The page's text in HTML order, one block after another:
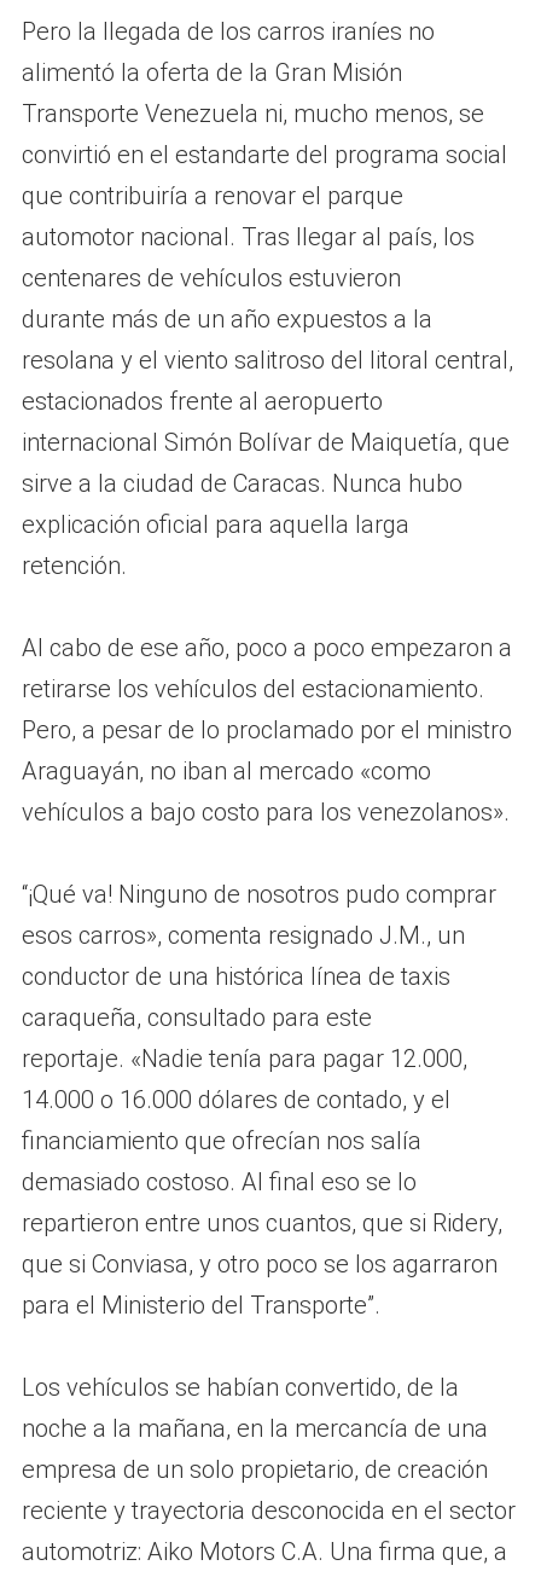
Pero la llegada de los carros iraníes no
alimentó la oferta de la Gran Misión
Transporte Venezuela ni, mucho menos, se
convirtió en el estandarte del programa social
que contribuiría a renovar el parque
automotor nacional. Tras llegar al país, los
centenares de vehículos estuvieron
durante más de un año expuestos a la
resolana y el viento salitroso del litoral central,
estacionados frente al aeropuerto
internacional Simón Bolívar de Maiquetía, que
sirve a la ciudad de Caracas. Nunca hubo
explicación oficial para aquella larga
retención.
Al cabo de ese año, poco a poco empezaron a
retirarse los vehículos del estacionamiento.
Pero, a pesar de lo proclamado por el ministro
Araguayán, no iban al mercado «como
vehículos a bajo costo para los venezolanos».
“¡Qué va! Ninguno de nosotros pudo comprar
esos carros», comenta resignado J.M., un
conductor de una histórica línea de taxis
caraqueña, consultado para este
reportaje. «Nadie tenía para pagar 12.000,
14.000 o 16.000 dólares de contado, y el
financiamiento que ofrecían nos salía
demasiado costoso. Al final eso se lo
repartieron entre unos cuantos, que si Ridery,
que si Conviasa, y otro poco se los agarraron
para el Ministerio del Transporte”.
Los vehículos se habían convertido, de la
noche a la mañana, en la mercancía de una
empresa de un solo propietario, de creación
reciente y trayectoria desconocida en el sector
automotriz: Aiko Motors C.A. Una firma que, a